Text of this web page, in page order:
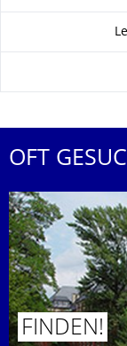
Zu dieser
OFT
FINDEN!